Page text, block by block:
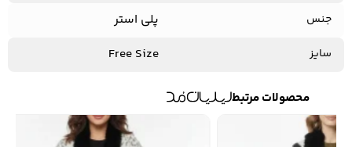
جنس پلی استر
سایز Free Size
محصولات مرتبط